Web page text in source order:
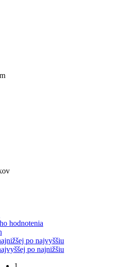
hodnotenia
po najvyššiu
po najnižšiu